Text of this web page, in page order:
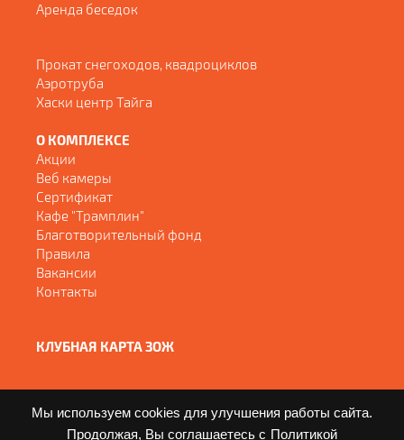
Мы используем cookies для улучшения работы сайта.
Продолжая, Вы соглашаетесь с Политикой
Аренда беседок
Прокат снегоходов, квадроциклов
Аэротруба
Хаски центр Тайга
О КОМПЛЕКСЕ
Акции
Веб камеры
Сертификат
Кафе "Трамплин"
Благотворительный фонд
Правила
Вакансии
Контакты
КЛУБНАЯ КАРТА ЗОЖ